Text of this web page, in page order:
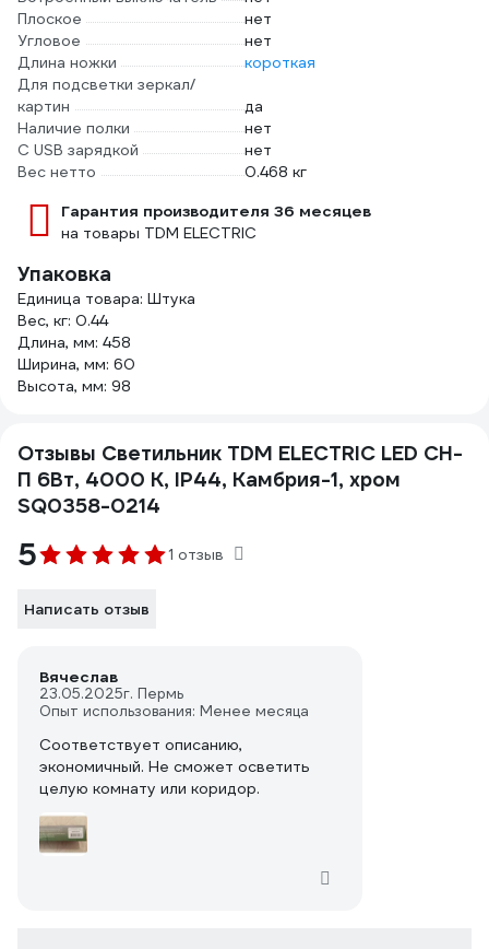
Плоское
нет
Угловое
нет
Длина ножки
короткая
Для подсветки зеркал/
картин
да
Наличие полки
нет
С USB зарядкой
нет
Вес нетто
0.468 кг
Гарантия производителя 36 месяцев
на товары TDM ELECTRIC
Упаковка
Единица товара: Штука
Вес, кг: 0.44
Длина, мм: 458
Ширина, мм: 60
Высота, мм: 98
Отзывы Светильник TDM ELECTRIC LED CH-
П 6Вт, 4000 К, IP44, Камбрия-1, хром
SQ0358-0214
5 1 отзыв
Написать отзыв
Вячеслав
23.05.2025г. Пермь
Опыт использования: Менее месяца
Соответствует описанию,
экономичный. Не сможет осветить
целую комнату или коридор.